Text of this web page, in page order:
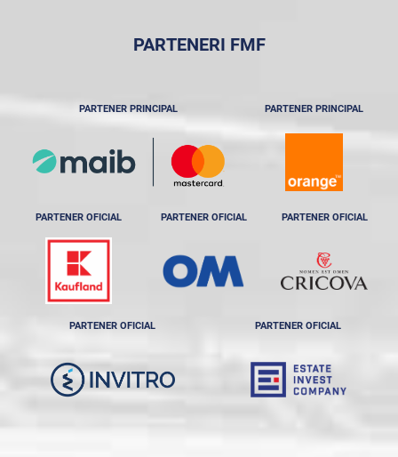
PARTENERI FMF
PARTENER PRINCIPAL PARTENER PRINCIPAL
PARTENER OFICIAL PARTENER OFICIAL PARTENER OFICIAL
PARTENER OFICIAL PARTENER OFICIAL